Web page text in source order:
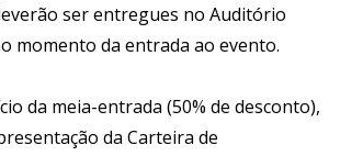
ser entregues no Auditório
momento da entrada ao evento.
da meia-entrada (50% de desconto),
da Carteira de